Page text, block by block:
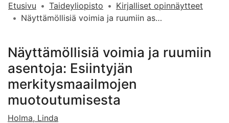
Etusivu Taideyliopisto
Kirjalliset opinnäytteet
Näyttämöllisiä voimia ja ruumiin asentoja: Esiintyjän merkitysmaailmojen muotoutumisesta
Näyttämöllisiä voimia ja ruumiin
asentoja: Esiintyjän
merkitysmaailmojen
muotoutumisesta
Holma, Linda